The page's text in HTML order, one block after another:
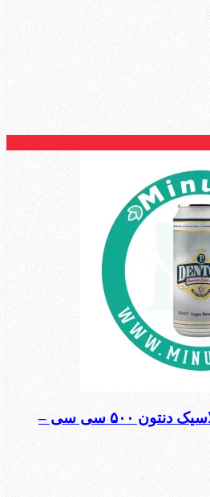
آبجو بدون الکل کلاسیک دنتون ۵۰۰ سی سی –